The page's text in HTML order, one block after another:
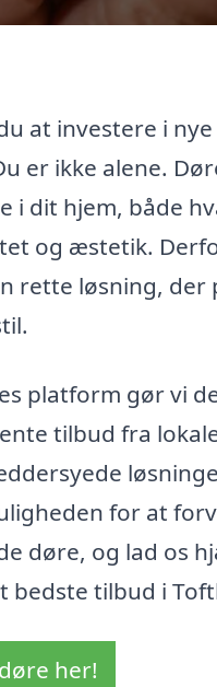
at investere i
er ikke alene.
i dit hjem, både
og æstetik.
rette løsning, der
platform gør vi
tilbud fra
for at
døre, og lad os
bedste tilbud i
her!